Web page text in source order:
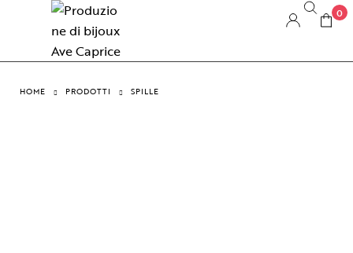
0
HOME PRODOTTI SPILLE